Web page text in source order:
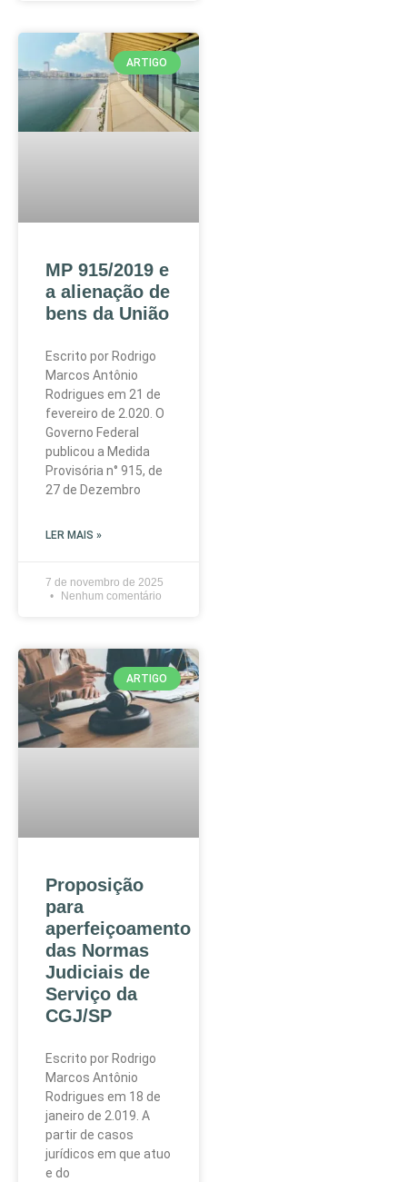
ARTIGO
MP 915/2019 e
a alienação de
bens da União
Escrito por Rodrigo
Marcos Antônio
Rodrigues em 21 de
fevereiro de 2.020. O
Governo Federal
publicou a Medida
Provisória n° 915, de
27 de Dezembro
LER MAIS »
7 de novembro de 2025
Nenhum comentário
ARTIGO
Proposição
para
aperfeiçoamento
das Normas
Judiciais de
Serviço da
CGJ/SP
Escrito por Rodrigo
Marcos Antônio
Rodrigues em 18 de
janeiro de 2.019. A
partir de casos
jurídicos em que atuo
e do